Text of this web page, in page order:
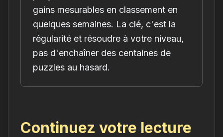
gains mesurables en classement en
quelques semaines. La clé, c'est la
régularité et résoudre à votre niveau,
pas d'enchaîner des centaines de
puzzles au hasard.
Continuez votre lecture